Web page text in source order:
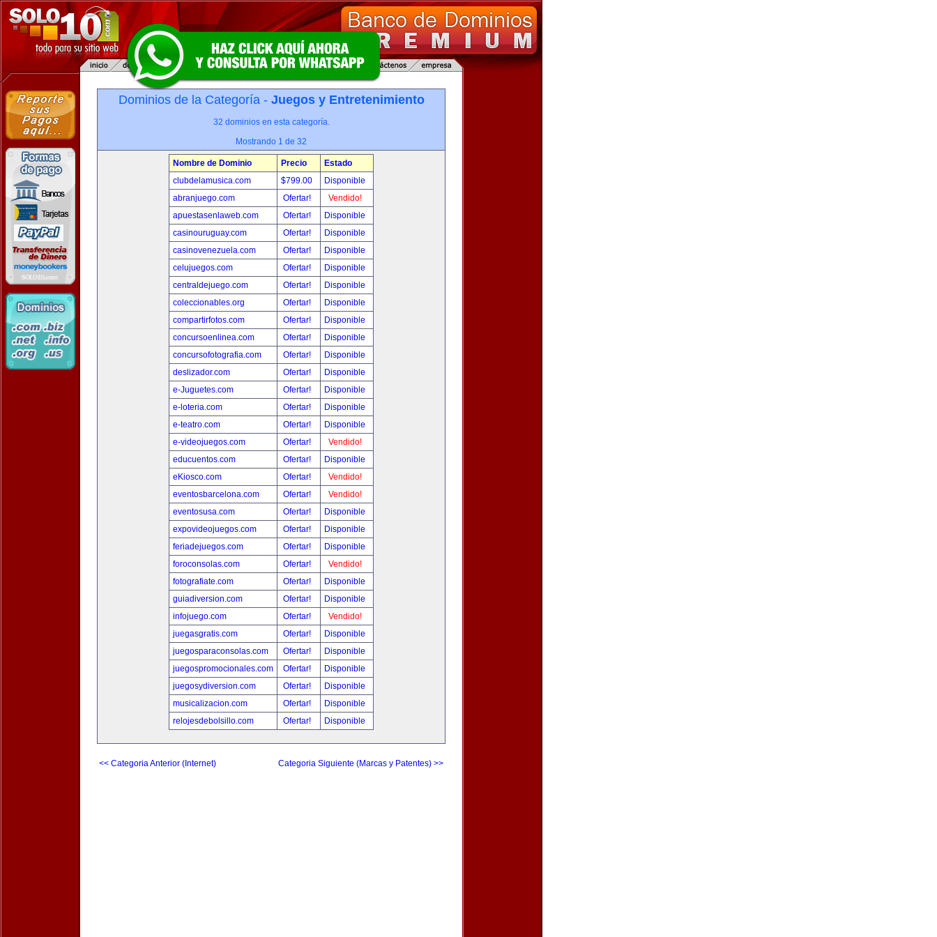
Dominios de la Categoría - Juegos y Entretenimiento
32 dominios en esta categoría.
Mostrando 1 de 32
Nombre de Dominio Precio
Estado
clubdelamusica.com
$799.00
Disponible
abranjuego.com
Ofertar!
Vendido!
apuestasenlaweb.com
Ofertar!
Disponible
casinouruguay.com
Ofertar!
Disponible
casinovenezuela.com
Ofertar!
Disponible
celujuegos.com
Ofertar!
Disponible
centraldejuego.com
Ofertar!
Disponible
coleccionables.org
Ofertar!
Disponible
compartirfotos.com
Ofertar!
Disponible
concursoenlinea.com
Ofertar!
Disponible
concursofotografia.com
Ofertar!
Disponible
deslizador.com
Ofertar!
Disponible
e-Juguetes.com
Ofertar!
Disponible
e-loteria.com
Ofertar!
Disponible
e-teatro.com
Ofertar!
Disponible
e-videojuegos.com
Ofertar!
Vendido!
educuentos.com
Ofertar!
Disponible
eKiosco.com
Ofertar!
Vendido!
eventosbarcelona.com
Ofertar!
Vendido!
eventosusa.com
Ofertar!
Disponible
expovideojuegos.com
Ofertar!
Disponible
feriadejuegos.com
Ofertar!
Disponible
foroconsolas.com
Ofertar!
Vendido!
fotografiate.com
Ofertar!
Disponible
guiadiversion.com
Ofertar!
Disponible
infojuego.com
Ofertar!
Vendido!
juegasgratis.com
Ofertar!
Disponible
juegosparaconsolas.com
Ofertar!
Disponible
juegospromocionales.com
Ofertar!
Disponible
juegosydiversion.com
Ofertar!
Disponible
musicalizacion.com
Ofertar!
Disponible
relojesdebolsillo.com
Ofertar! Disponible
<< Categoria Anterior (Internet) Categoria Siguiente (Marcas y Patentes) >>